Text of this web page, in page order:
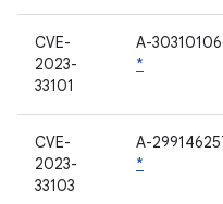
CVE-
2023-
33101
A-
*
CVE-
2023-
33103
A-
*